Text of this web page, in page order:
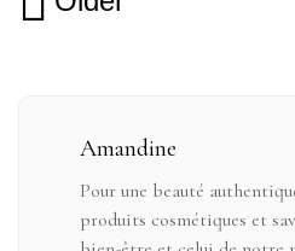
Amandine
Pour une beauté
produits cosmétiques et